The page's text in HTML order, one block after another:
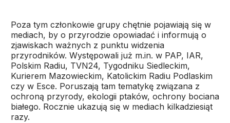
Poza tym członkowie grupy chętnie pojawiają się w
mediach, by o przyrodzie opowiadać i informują o
zjawiskach ważnych z punktu widzenia
przyrodników. Występowali już m.in. w PAP, IAR,
Polskim Radiu, TVN24, Tygodniku Siedleckim,
Kurierem Mazowieckim, Katolickim Radiu Podlaskim
czy w Esce. Poruszają tam tematykę związana z
ochroną przyrody, ekologii ptaków, ochrony bociana
białego. Rocznie ukazują się w mediach kilkadziesiąt
razy.